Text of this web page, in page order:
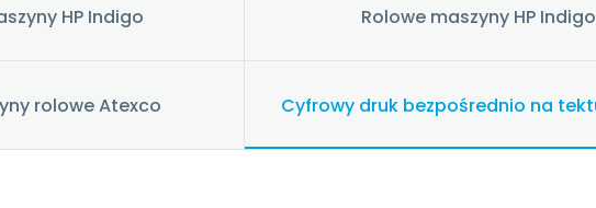
HP Indigo Rolowe maszyny HP Indigo
rolowe Atexco Cyfrowy druk bezpośrednio na